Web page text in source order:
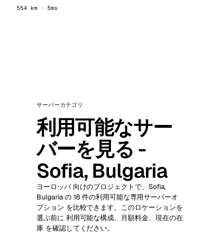
554 km · 5ms
サーバーカテゴリ
利用可能なサー
バーを見る -
Sofia, Bulgaria
ヨーロッパ 向けのプロジェクトで、Sofia,
Bulgaria の 18 件の利用可能な専用サーバーオ
プション を比較できます。このロケーションを
選ぶ前に 利用可能な構成、月額料金、現在の在
庫 を確認してください。